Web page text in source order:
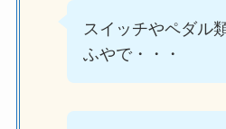
スイッチやペダル
ふやで・・・